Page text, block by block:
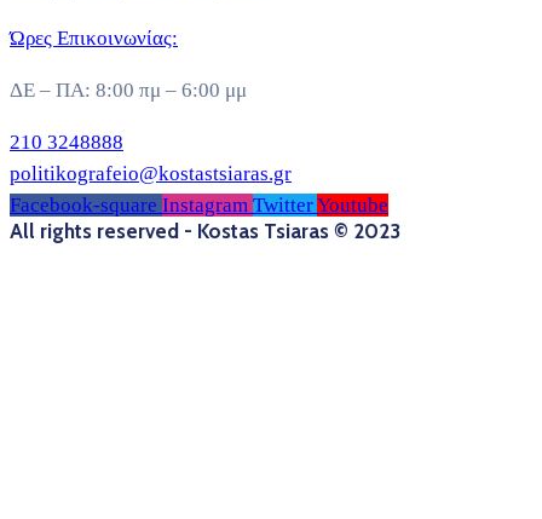
Ώρες Επικοινωνίας:
ΔΕ – ΠΑ: 8:00 πμ – 6:00 μμ
210 3248888
politikografeio@kostastsiaras.gr
Facebook-square Instagram TwitterYoutube
All rights reserved - Kostas Tsiaras © 2023